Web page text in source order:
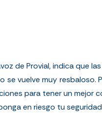
de Provial,indica que
se vuelve muy
para tener un mejor
en riesgo tu